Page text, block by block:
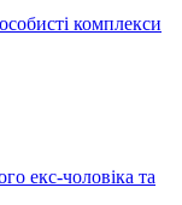
комплекси
екс-чоловіка та